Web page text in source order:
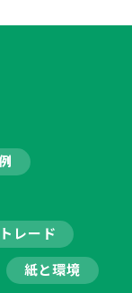
レード
紙と環境